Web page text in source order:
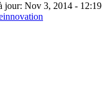
jour: Nov 3, 2014 - 12:19
innovation